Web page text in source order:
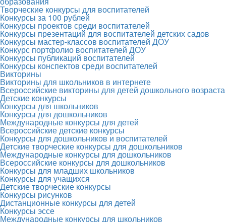
Творческие конкурсы для воспитателей
Конкурсы за 100 рублей
Конкурсы проектов среди воспитателей
Конкурсы презентаций для воспитателей детских садов
Конкурсы мастер-классов воспитателей ДОУ
Конкурс портфолио воспитателей ДОУ
Конкурсы публикаций воспитателей
Конкурсы конспектов среди воспитателей
Викторины
Викторины для школьников в интернете
Всероссийские викторины для детей дошкольного возраста
Детские конкурсы
Конкурсы для школьников
Конкурсы для дошкольников
Международные конкурсы для детей
Всероссийские детские конкурсы
Конкурсы для дошкольников и воспитателей
Детские творческие конкурсы для дошкольников
Международные конкурсы для дошкольников
Всероссийские конкурсы для дошкольников
Конкурсы для младших школьников
Конкурсы для учащихся
Детские творческие конкурсы
Конкурсы рисунков
Дистанционные конкурсы для детей
Конкурсы эссе
Международные конкурсы для школьников